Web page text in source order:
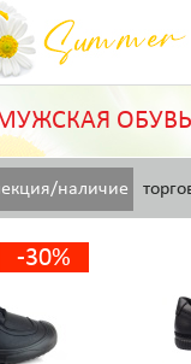
ОБУВЬ
наличие
-30%